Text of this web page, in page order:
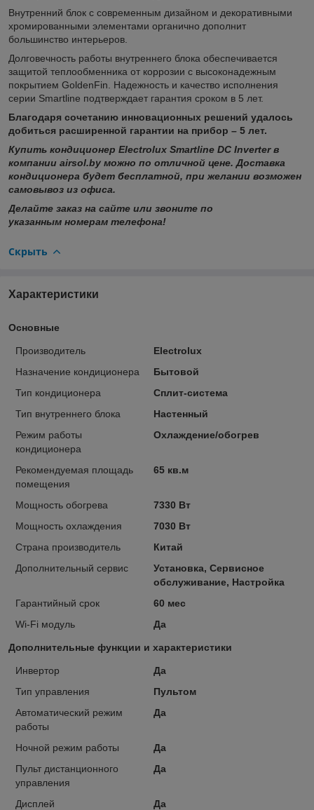
Внутренний блок с современным дизайном и декоративными
хромированными элементами органично дополнит
большинство интерьеров.
Долговечность работы внутреннего блока обеспечивается
защитой теплообменника от коррозии с высоконадежным
покрытием GoldenFin. Надежность и качество исполнения
серии Smartline подтверждает гарантия сроком в 5 лет.
Благодаря сочетанию инновационных решений удалось
добиться расширенной гарантии на прибор – 5 лет.
Купить кондиционер Electrolux Smartline DC Inverter в
компании airsol.by можно по отличной цене. Доставка
кондиционера будет бесплатной, при желании возможен
самовывоз из офиса.
Делайте заказ на сайте или звоните по
указанным номерам телефона!
Скрыть
Характеристики
Основные
Производитель
Electrolux
Назначение кондиционера
Бытовой
Тип кондиционера
Сплит-система
Тип внутреннего блока
Настенный
Режим работы
кондиционера
Охлаждение/обогрев
Рекомендуемая площадь
помещения
65 кв.м
Мощность обогрева
7330 Вт
Мощность охлаждения
7030 Вт
Страна производитель
Китай
Дополнительный сервис
Установка, Сервисное
обслуживание, Настройка
Гарантийный срок
60 мес
Wi-Fi модуль
Да
Дополнительные функции и характеристики
Инвертор
Да
Тип управления
Пультом
Автоматический режим
работы
Да
Ночной режим работы
Да
Пульт дистанционного
управления
Да
Дисплей Да